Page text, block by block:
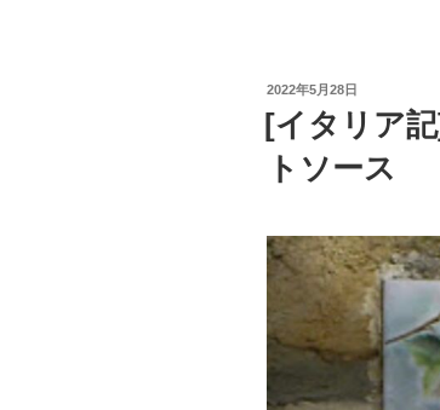
オ
ル
サ
ラ
の
の
投
日:
2022年5月28日
[イタリア
トソース